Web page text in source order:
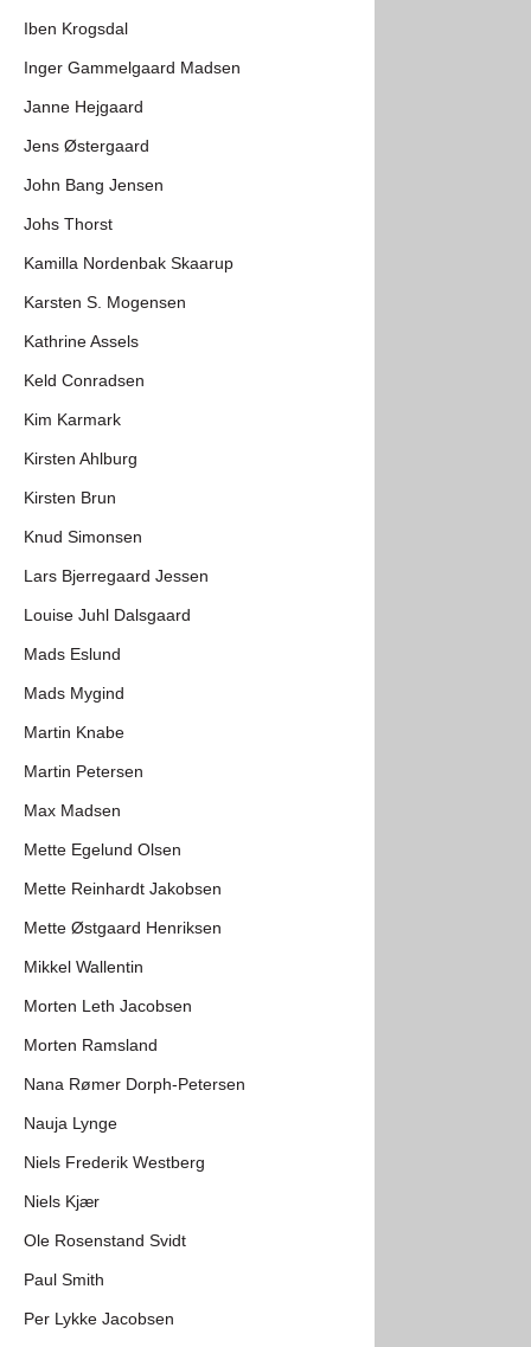
Iben Krogsdal
Inger Gammelgaard Madsen
Janne Hejgaard
Jens Østergaard
John Bang Jensen
Johs Thorst
Kamilla Nordenbak Skaarup
Karsten S. Mogensen
Kathrine Assels
Keld Conradsen
Kim Karmark
Kirsten Ahlburg
Kirsten Brun
Knud Simonsen
Lars Bjerregaard Jessen
Louise Juhl Dalsgaard
Mads Eslund
Mads Mygind
Martin Knabe
Martin Petersen
Max Madsen
Mette Egelund Olsen
Mette Reinhardt Jakobsen
Mette Østgaard Henriksen
Mikkel Wallentin
Morten Leth Jacobsen
Morten Ramsland
Nana Rømer Dorph-Petersen
Nauja Lynge
Niels Frederik Westberg
Niels Kjær
Ole Rosenstand Svidt
Paul Smith
Per Lykke Jacobsen